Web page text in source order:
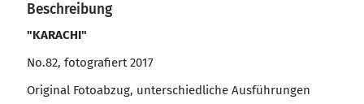
Beschreibung
"KARACHI"
No.82, fotografiert 2017
Original Fotoabzug, unterschiedliche Ausführungen